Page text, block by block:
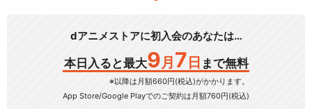
dアニメストアに初入会のあなたは…
本日入ると最大9 月 7 日 まで無料
※以降は月額660円(税込)がかかります。
App Store/Google Playでのご契約は月額760円(税込)